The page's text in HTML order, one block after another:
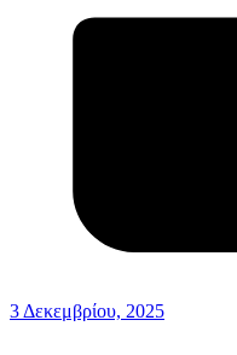
3 Δεκεμβρίου, 2025